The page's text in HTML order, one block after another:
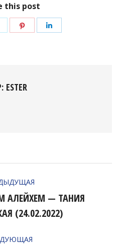
this post
ПоделитьсяПоделиться
ESTER
Предыдущая
запись:
АЛЕЙХЕМ — ТАНИЯ
(24.02.2022)